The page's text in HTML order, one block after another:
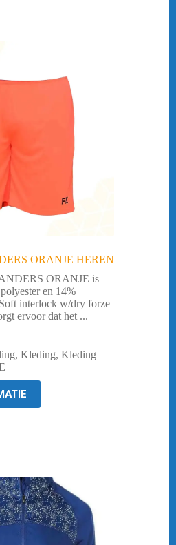
ORANJE HEREN
ORANJE is
en 14%
interlock w/dry forze
ervoor dat het ...
, Kleding, Kleding